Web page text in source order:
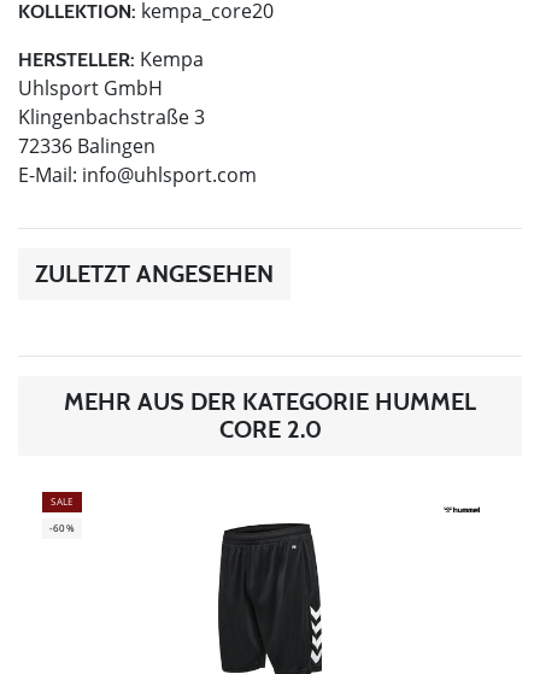
KOLLEKTION: kempa_core20
HERSTELLER: Kempa
Uhlsport GmbH
Klingenbachstraße 3
72336 Balingen
E-Mail: info@uhlsport.com
ZULETZT ANGESEHEN
MEHR AUS DER KATEGORIE HUMMEL
CORE 2.0
SALE
-60%